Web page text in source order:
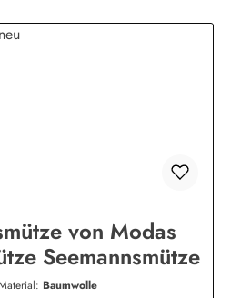
von Modas
Seemannsmütze
Baumwolle